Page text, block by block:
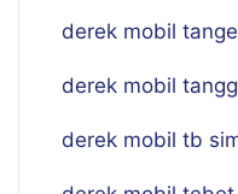
derek mobil
derek mobil
derek mobil tb